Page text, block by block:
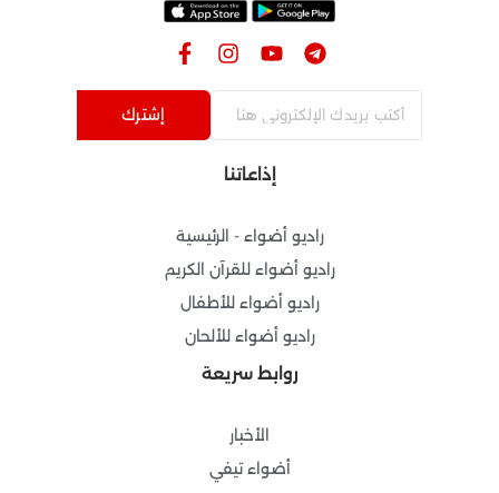
T
e
l
e
g
Y
o
u
t
u
e
I
n
s
a
r
m
F
a
c
b
-
f
إشترك
إذاعاتنا
راديو أضواء - الرئيسية
راديو أضواء للقرآن الكريم
راديو أضواء للأطفال
راديو أضواء للألحان
روابط سريعة
الأخبار
أضواء تيفي